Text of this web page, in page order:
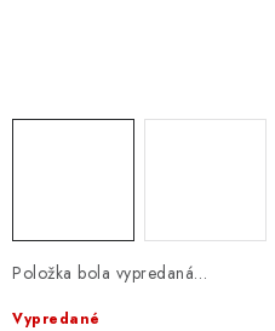
Položka bola vypredaná…
Vypredané